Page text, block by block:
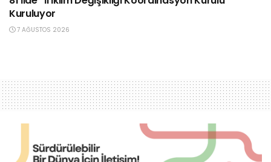
Kuruluyor
7 AĞUSTOS 2026